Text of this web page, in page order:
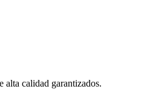
alta calidad garantizados.